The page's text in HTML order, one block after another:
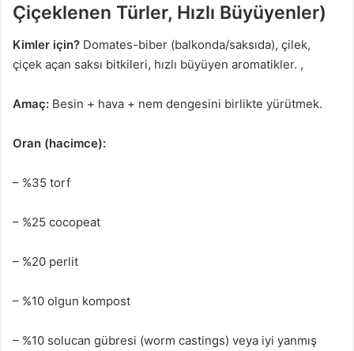
Çiçeklenen Türler, Hızlı Büyüyenler)
Kimler için? Domates-biber (balkonda/saksıda), çilek,
çiçek açan saksı bitkileri, hızlı büyüyen aromatikler. ,
Amaç: Besin + hava + nem dengesini birlikte yürütmek.
Oran (hacimce):
– %35 torf
– %25 cocopeat
– %20 perlit
– %10 olgun kompost
– %10 solucan gübresi (worm castings) veya iyi yanmış